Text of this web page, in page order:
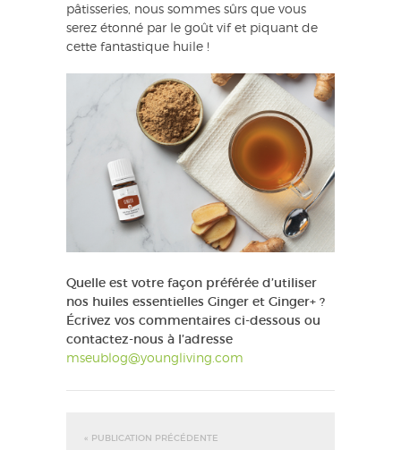
pâtisseries, nous sommes sûrs que vous
serez étonné par le goût vif et piquant de
cette fantastique huile !
Quelle est votre façon préférée d’utiliser
nos huiles essentielles Ginger et Ginger+ ?
Écrivez vos commentaires ci-dessous ou
contactez-nous à l’adresse
mseublog@youngliving.com
« PUBLICATION PRÉCÉDENTE